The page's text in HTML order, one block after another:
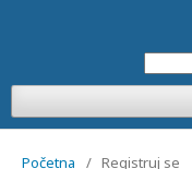
Početna / Registruj se